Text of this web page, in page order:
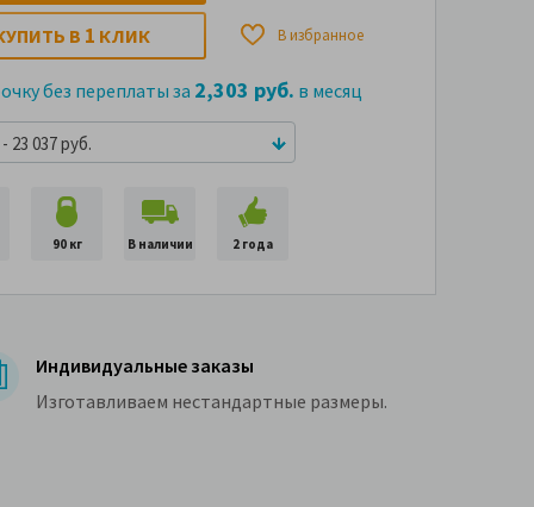
В избранное
В 1 КЛИК
без переплаты за 2,303 руб. в месяц
23 037 руб.
90 кг В наличии 2 года
Индивидуальные заказы
Изготавливаем нестандартные размеры.